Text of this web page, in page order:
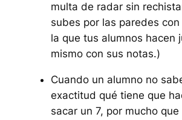
multa de radar sin
subes por las paredes
la que tus alumnos hacen
mismo con sus notas.)
Cuando un alumno no
exactitud qué tiene que
sacar un 7, por mucho